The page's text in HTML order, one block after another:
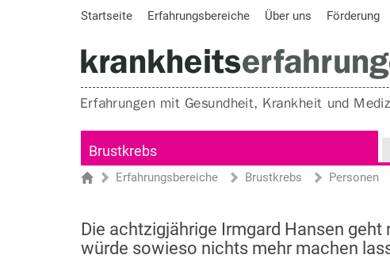
Startseite Erfahrungsbereiche Über uns Förderung
Brustkrebs
Sie sind hier
StartseiteErfahrungsbereiche Brustkrebs Personen
Die achtzigjährige Irmgard Hansen
würde sowieso nichts mehr machen